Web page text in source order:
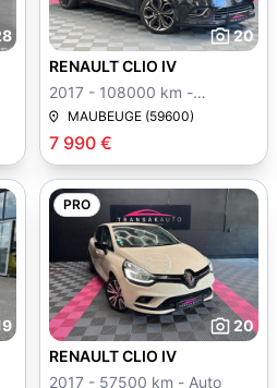
20
7 990 €
RENAULT CLIO IV
2017 - 108000 km -
Manuelle
MAUBEUGE (59600)
PRO
20
RENAULT CLIO IV
2017 - 57500 km - Auto